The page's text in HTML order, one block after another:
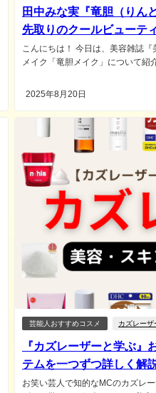
田中みな実『竜胆（りん
先取りのクールビューテ
こんにちは！ 今日は、美容雑誌
メイク「竜胆メイク」について紹
2025年8月20日
芸能人おすすめコスメ カズレーザ
『カズレーザーと学ぶ』
テムを一つずつ詳しく解
お笑い芸人で知的なMCのカズレ